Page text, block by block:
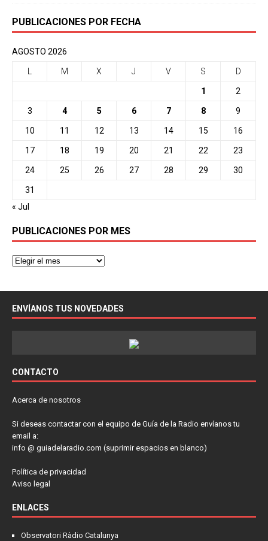
PUBLICACIONES POR FECHA
AGOSTO 2026
M X J V S D
1 2
3 4 5 6 7 8 9
10 11 12 13 14 15 16
17 18 19 20 21 22 23
24 25 26 27 28 29 30
31
« Jul
PUBLICACIONES POR MES
ENVÍANOS TUS NOVEDADES
CONTACTO
Acerca de nosotros
Si deseas contactar con el equipo de Guía de la Radio envíanos tu
email a:
info @ guiadelaradio.com (suprimir espacios en blanco)
Política de privacidad
Aviso legal
ENLACES
Observatori Ràdio Catalunya